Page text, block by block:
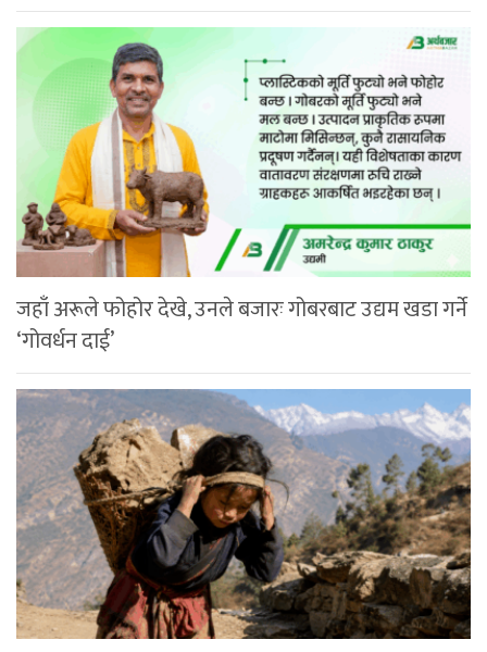
जहाँ अरूले फोहोर देखे, उनले बजारः गोबरबाट उद्यम खडा गर्ने
‘गोवर्धन दाई’